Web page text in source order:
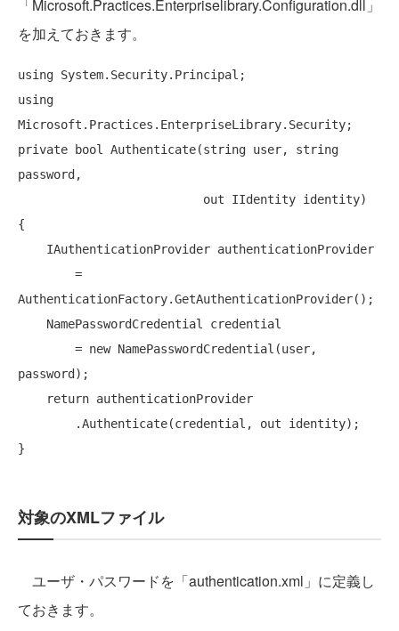
「Microsoft.Practices.Enterpriselibrary.Configuration.dll」
を加えておきます。
using
using
private
bool Authenticate(string user, string
password,
out IIdentity identity)
{
AuthenticationFactory.GetAuthenticationProvider();
        =
new NamePasswordCredential(user,
password);
return authenticationProvider
        .Authenticate(credential,
out identity);
対象のXMLファイル
ユーザ・パスワードを「authentication.xml」に定義し
ておきます。